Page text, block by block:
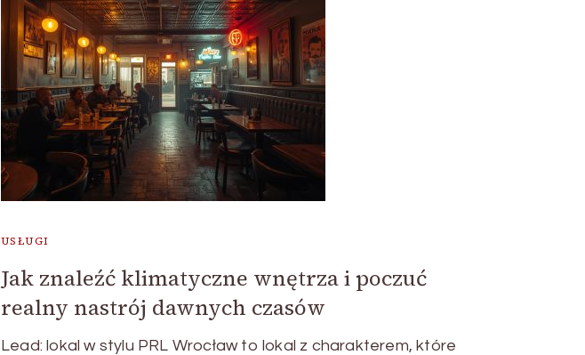
USŁUGI
Jak znaleźć klimatyczne wnętrza i poczuć
realny nastrój dawnych czasów
Lead: lokal w stylu PRL Wrocław to lokal z charakterem, które